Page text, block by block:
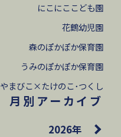
にこにここども園
花鶴幼児園
森のぽかぽか保育園
うみのぽかぽか保育園
やまびこ×たけのこ･つくし
月別アーカイブ
2026年